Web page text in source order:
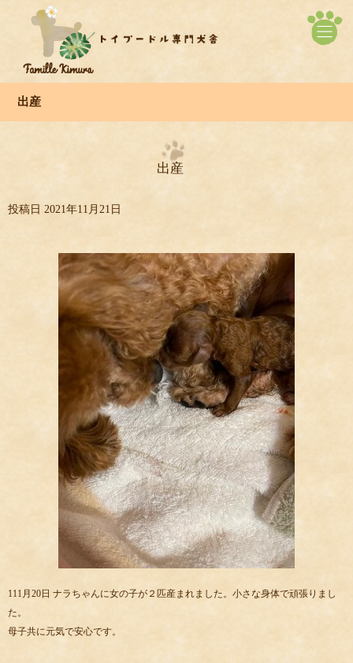
出産
出産
投稿日 2021年11月21日
111月20日 ナラちゃんに女の子が２匹産まれました。小さな身体で頑張りまし
た。
母子共に元気で安心です。